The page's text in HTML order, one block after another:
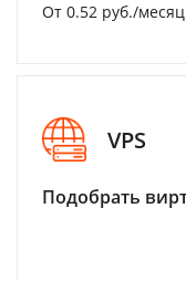
От 0.52 руб./месяц
VPS
Подобрать